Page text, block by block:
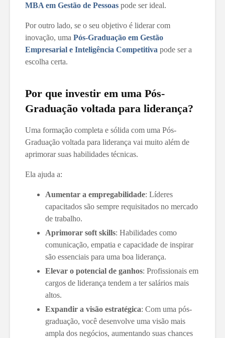
MBA em Gestão de Pessoas pode ser ideal.
Por outro lado, se o seu objetivo é liderar com
inovação, uma Pós-Graduação em Gestão
Empresarial e Inteligência Competitiva pode ser a
escolha certa.
Por que investir em uma Pós-
Graduação voltada para liderança?
Uma formação completa e sólida com uma Pós-
Graduação voltada para liderança vai muito além de
aprimorar suas habilidades técnicas.
Ela ajuda a:
Aumentar a empregabilidade: Líderes
capacitados são sempre requisitados no mercado
de trabalho.
Aprimorar soft skills: Habilidades como
comunicação, empatia e capacidade de inspirar
são essenciais para uma boa liderança.
Elevar o potencial de ganhos: Profissionais em
cargos de liderança tendem a ter salários mais
altos.
Expandir a visão estratégica: Com uma pós-
graduação, você desenvolve uma visão mais
ampla dos negócios, aumentando suas chances